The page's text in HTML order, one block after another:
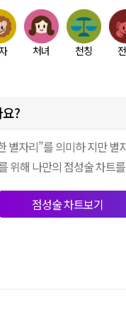
처녀 천칭
?
별자리”를 의미하 지만
위해 나만의 점성술 차트
점성술 차트보기